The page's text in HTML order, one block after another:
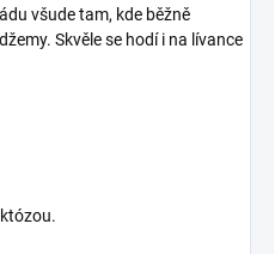
všude tam, kde běžně
Skvěle se hodí i na lívance